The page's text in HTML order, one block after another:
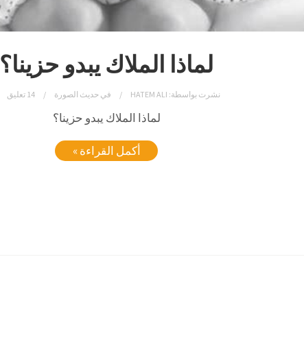
لماذا الملاك يبدو حزينا؟
نشرت بواسطة: HATEM ALI فيحديث الصورة 14 تعليق
لماذا الملاك يبدو حزينا؟
أكمل القراءة »